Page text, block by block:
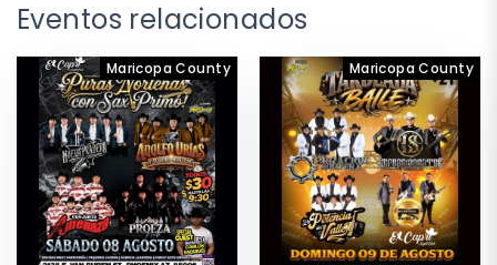
Eventos relacionados
Maricopa County Maricopa County